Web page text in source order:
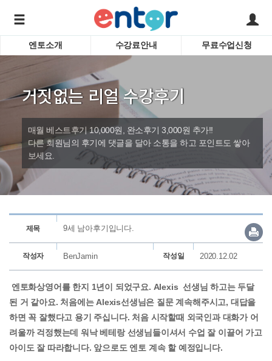
학습도우미 G1
바로가기
서비스안내
강사소개
회사소개
어린이
영자신
수업
엔토소개 수강료안내 무료수업신청
거짓없는 리얼 수강후기
매월 베스트후기 10,000원, 완소후기 3,000원 추가!!
다른 회원님의 후기에 댓글을 달아 소통을 하고 포인트도 쌓아
보세요.
제목 9세 남아후기입니다.
작성자 BenJamin 작성일 2020.12.02
엔토화상영어를 한지 1년이 되었구요. Alexis 선생님 하고는 두달
된 거 같아요. 처음에는 Alexis선생님은 질문 계속해주시고, 대답을
하면 꼭 잘했다고 용기 주십니다. 처음 시작할때 외국인과 대화가 어
려울까 걱정했는데 워낙 베테랑 선생님들이셔서 수업 잘 이끌어 가고
아이도 잘 따라합니다. 앞으로도 엔토 계속 할 예정입니다.